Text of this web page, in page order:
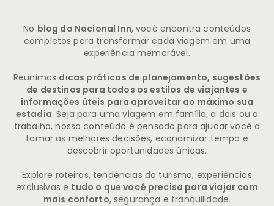
No blog do Nacional Inn, você encontra conteúdos
completos para transformar cada viagem em uma
experiência memorável.
Reunimos dicas práticas de planejamento, sugestões
de destinos para todos os estilos de viajantes e
informações úteis para aproveitar ao máximo sua
estadia. Seja para uma viagem em família, a dois ou a
trabalho, nosso conteúdo é pensado para ajudar você a
tomar as melhores decisões, economizar tempo e
descobrir oportunidades únicas.
Explore roteiros, tendências do turismo, experiências
exclusivas e tudo o que você precisa para viajar com
mais conforto, segurança e tranquilidade.